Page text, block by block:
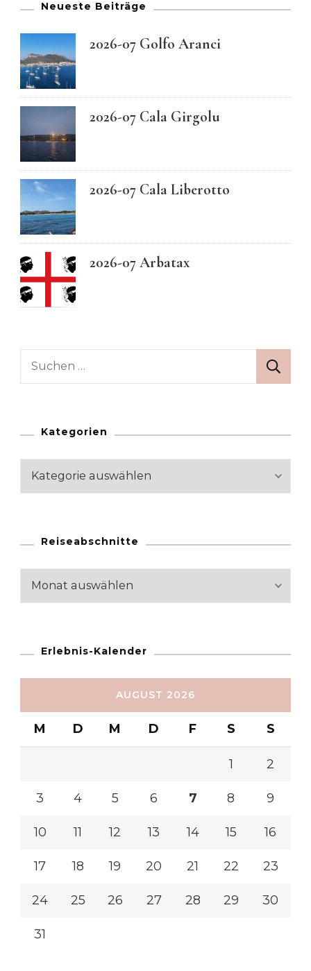
Neueste Beiträge
2026-07 Golfo Aranci
2026-07 Cala Girgolu
2026-07 Cala Liberotto
2026-07 Arbatax
Suchen
Kategorien
Kategorien
Reiseabschnitte
Reiseabschnitte
Erlebnis-Kalender
AUGUST 2026
M D M D F S S
1 2
3 4 5 6 7 8 9
10 11 12 13 14 15 16
17 18 19 20 21 22 23
24 25 26 27 28 29 30
31